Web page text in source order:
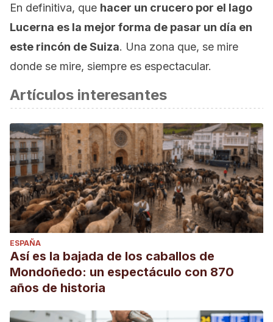
En definitiva, que hacer un crucero por el lago
Lucerna es la mejor forma de pasar un día en
este rincón de Suiza. Una zona que, se mire
donde se mire, siempre es espectacular.
Artículos interesantes
ESPAÑA
Así es la bajada de los caballos de
Mondoñedo: un espectáculo con 870
años de historia